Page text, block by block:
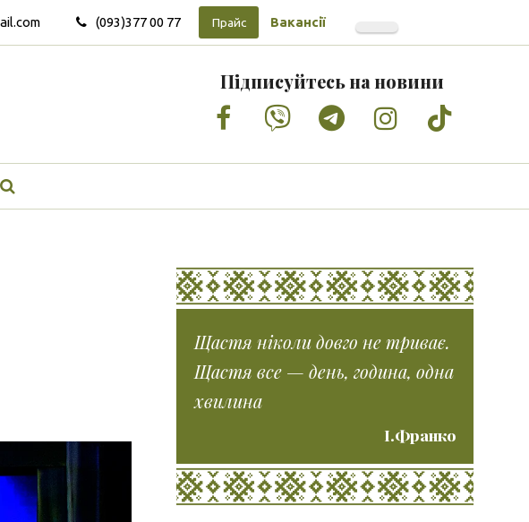
(093)377 00 77 Прайс Вакансії
Підписуйтесь на новини
Facebook
VimeoTumblrInstagram
Tiktok
Щастя ніколи довго не триває.
Щастя все — день, година, одна
хвилина
І.Франко